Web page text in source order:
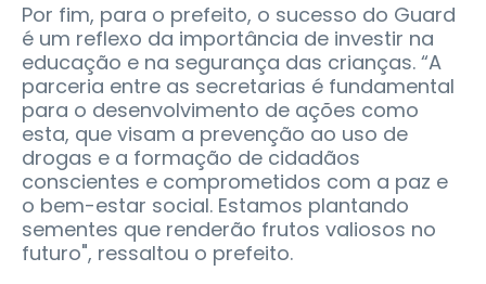
Por fim, para o prefeito, o sucesso do Guard
é um reflexo da importância de investir na
educação e na segurança das crianças. “A
parceria entre as secretarias é fundamental
para o desenvolvimento de ações como
esta, que visam a prevenção ao uso de
drogas e a formação de cidadãos
conscientes e comprometidos com a paz e
o bem-estar social. Estamos plantando
sementes que renderão frutos valiosos no
futuro", ressaltou o prefeito.